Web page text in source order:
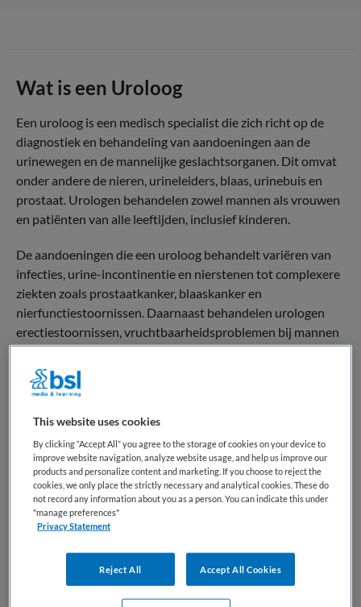
Wat is een Uroloog
Een uroloog is een medisch specialist die zich richt op de
diagnostiek en behandeling van aandoeningen aan de
urinewegen en de mannelijke geslachtsorganen. Dit omvat
onder andere de nieren, urineleiders, blaas, urinebuis en
prostaat. Urologen behandelen zowel mannen als vrouwen
en patiënten van alle leeftijden, inclusief kinderen.
De aandoeningen die een uroloog behandelt variëren van
infecties, urine-incontinentie en nierstenen tot complexere
ziekten zoals prostaatkanker, blaaskanker en
nierfunctiestoornissen. Daarnaast behandelen urologen
erectiestoornissen, vruchtbaarheidsproblemen bij mannen
en aangeboren afwijkingen aan de urinewegen bij kinderen.
Een uroloog voert naast consulten ook diagnostische
onderzoek van de blaas) en biopsieën. Chirurgische
ingrepen, zoals het verwijderen van nierstenen, het
plaatsen van protheses of het uitvoeren van
laparoscopische operaties, zijn een belangrijk onderdeel
van hun werk.
academische centra en hebben vaak nauw contact met
andere specialisten, zoals nefrologen en oncologen. Het vak
combineert klinisch onderzoek, technische vaardigheden en
This website uses cookies
By clicking “Accept All” you agree to the storage of cookies on your device to
improve website navigation, analyze website usage, and help us improve our
products and personalize content and marketing. If you choose to reject the
cookies, we only place the strictly necessary and analytical cookies. These do
not record any information about you as a person. You can indicate this under
"manage preferences"
Privacy Statement
Reject All Accept All Cookies